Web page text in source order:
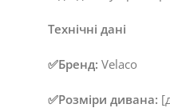
Технічні дані
✅Бренд: Velaco
✅Розміри дивана: